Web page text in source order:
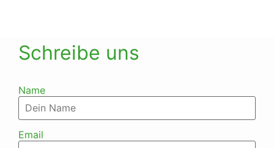
Schreibe uns
Name
Email